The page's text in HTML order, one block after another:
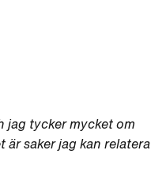
jag tycker mycket om
är saker jag kan relatera